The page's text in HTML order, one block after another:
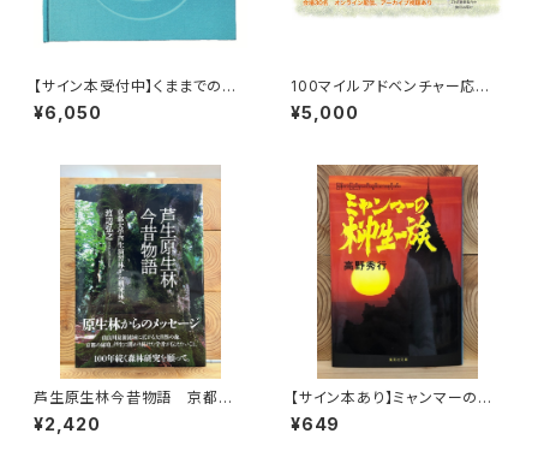
【サイン本受付中】くままでのお
さらい〈特装新版〉
¥6,050
100マイルアドベンチャー応援
企画 9月13日トーク＆100マ
イルの歴史ZINE贈呈
¥5,000
芦生原生林今昔物語 京都大
学芦生演習林から研究林へ
¥2,420
【サイン本あり】ミャンマーの柳
生一族
¥649